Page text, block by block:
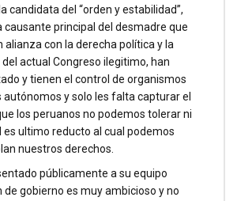
candidata del “orden y estabilidad”,
causante principal del desmadre que
alianza con la derecha política y la
actual Congreso ilegitimo, han
y tienen el control de organismos
y solo les falta capturar el
los peruanos no podemos tolerar ni
es ultimo reducto al cual podemos
nuestros derechos.
públicamente a su equipo
de gobierno es muy ambicioso y no